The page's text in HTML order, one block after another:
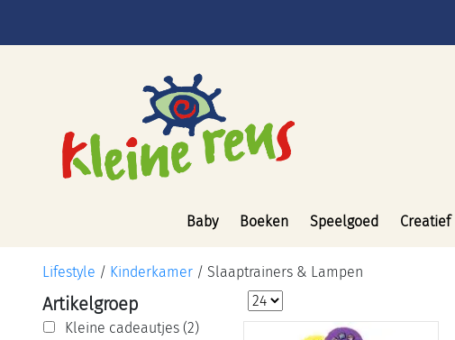
Baby Boeken Speelgoed Creatief
Lifestyle / Kinderkamer / Slaaptrainers & Lampen
Artikelgroep
Kleine cadeautjes (2)